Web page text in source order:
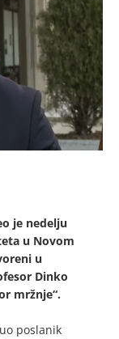
je nedelju
u Novom
u
Dinko
mržnje“.
poslanik